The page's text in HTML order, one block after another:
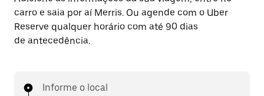
carro e saia por aí Merris. Ou agende com o Uber
Reserve qualquer horário com até 90 dias
de antecedência.
Informe o local